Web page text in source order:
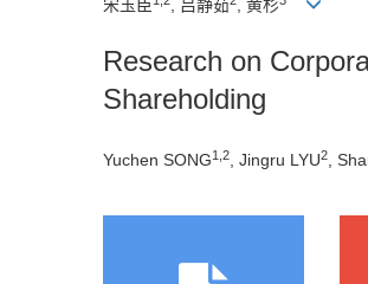
宋玉臣 , 吕静茹 , 黄杉
Research on
Shareholding
Yuchen SONG1 2 , Jingru LYU2 ,